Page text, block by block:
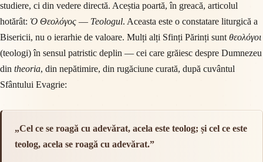
studiere, ci din vedere directă. Aceștia poartă, în greacă, articolul
hotărât: Ὁ Θεολόγος — Teologul. Aceasta este o constatare liturgică a
Bisericii, nu o ierarhie de valoare. Mulți alți Sfinți Părinți sunt θεολόγοι
(teologi) în sensul patristic deplin — cei care grăiesc despre Dumnezeu
din theoria, din nepătimire, din rugăciune curată, după cuvântul
Sfântului Evagrie:
„Cel ce se roagă cu adevărat, acela este teolog; și cel ce este
teolog, acela se roagă cu adevărat.”